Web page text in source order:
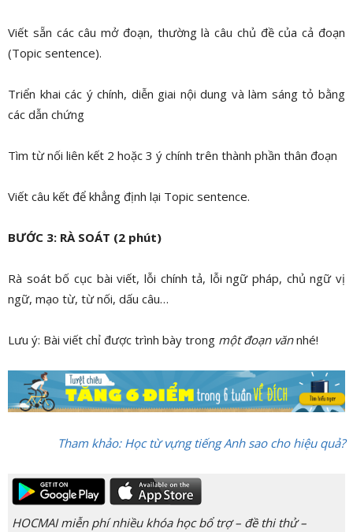
Viết sẵn các câu mở đoạn, thường là câu chủ đề của cả đoạn
(Topic sentence).
Triển khai các ý chính, diễn giai nội dung và làm sáng tỏ bằng
các dẫn chứng
Tìm từ nối liên kết 2 hoặc 3 ý chính trên thành phần thân đoạn
Viết câu kết để khẳng định lại Topic sentence.
BƯỚC 3: RÀ SOÁT (2 phút)
Rà soát bố cục bài viết, lỗi chính tả, lỗi ngữ pháp, chủ ngữ vị
ngữ, mạo từ, từ nối, dấu câu…
Lưu ý: Bài viết chỉ được trình bày trong một đoạn vănnhé!
Tham khảo: Học từ vựng tiếng Anh sao cho hiệu quả?
HOCMAI miễn phí nhiều khóa học bổ trợ – đề thi thử –